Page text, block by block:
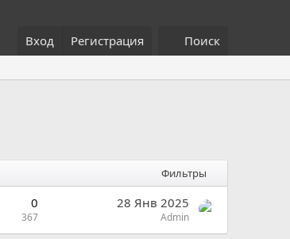
Вход Регистрация Поиск
Фильтры
0
367
28 Янв 2025
Admin